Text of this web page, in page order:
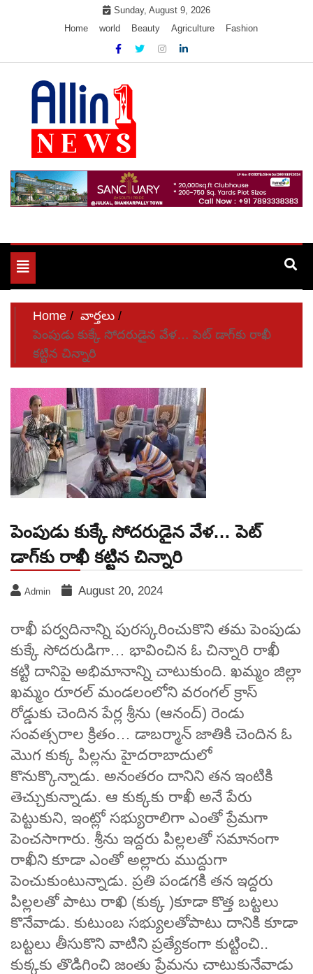
Sunday, August 9, 2026
Home
world Beauty Agriculture Fashion
Allin1news
Toggle
navigation
Home
వార్తలు
పెంపుడు కుక్కే సోదరుడైన వేళ… పెట్ డాగ్‌కు రాఖీ
కట్టిన చిన్నారి
పెంపుడు కుక్కే సోదరుడైన వేళ… పెట్
డాగ్‌కు రాఖీ కట్టిన చిన్నారి
Admin August 20, 2024
రాఖీ పర్వదినాన్ని పురస్కరించుకొని తమ పెంపుడు
కుక్కే సోదరుడిగా… భావించిన ఓ చిన్నారి రాఖీ
కట్టి దానిపై అభిమానాన్ని చాటుకుంది. ఖమ్మం జిల్లా
ఖమ్మం రూరల్ మండలంలోని వరంగల్ క్రాస్
రోడ్డుకు చెందిన పేర్ల శ్రీను (ఆనంద్) రెండు
సంవత్సరాల క్రితం… డాబర్మాన్ జాతికి చెందిన ఓ
మొగ కుక్క పిల్లను హైదరాబాదులో
కొనుక్కొన్నాడు. అనంతరం దానిని తన ఇంటికి
తెచ్చుకున్నాడు. ఆ కుక్కకు రాఖీ అనే పేరు
పెట్టుకుని, ఇంట్లో సభ్యురాలిగా ఎంతో ప్రేమగా
పెంచసాగారు. శ్రీను ఇద్దరు పిల్లలతో సమానంగా
రాఖీని కూడా ఎంతో అల్లారు ముద్దుగా
పెంచుకుంటున్నాడు. ప్రతి పండగకి తన ఇద్దరు
పిల్లలతో పాటు రాఖి (కుక్క )కూడా కొత్త బట్టలు
కొనేవాడు. కుటుంబ సభ్యులతోపాటు దానికి కూడా
బట్టలు తీసుకొని వాటిని ప్రత్యేకంగా కుట్టించి..
కుక్కకు తొడిగించి జంతు ప్రేమను చాటుకునేవాడు